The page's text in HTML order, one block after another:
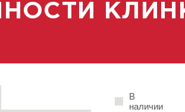
В
наличии